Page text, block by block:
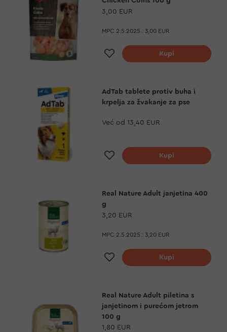
3,00 EUR
MPC 2.5.2025.: 3,00 EUR
Dodaj na listu želja
Kupi
AdTab tablete protiv buha i
krpelja za žvakanje za pse
Već od 13,40 EUR
Dodaj na listu želja
Kupi
Real Nature Adult janjetina 400
g
3,20 EUR
MPC 2.5.2025.: 3,20 EUR
Dodaj na listu želja
Kupi
Real Nature Adult piletina s
janjetinom i purećom jetrom
100 g
1,80 EUR